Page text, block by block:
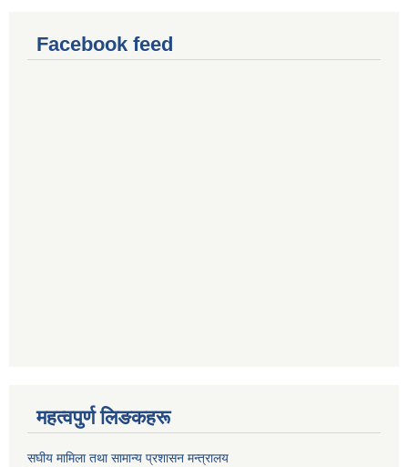
Facebook feed
महत्वपुर्ण लिङकहरू
स‌घीय मामिला तथा सामान्य प्रशासन मन्त्रालय